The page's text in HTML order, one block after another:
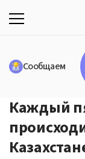
Сообщаем
Каждый